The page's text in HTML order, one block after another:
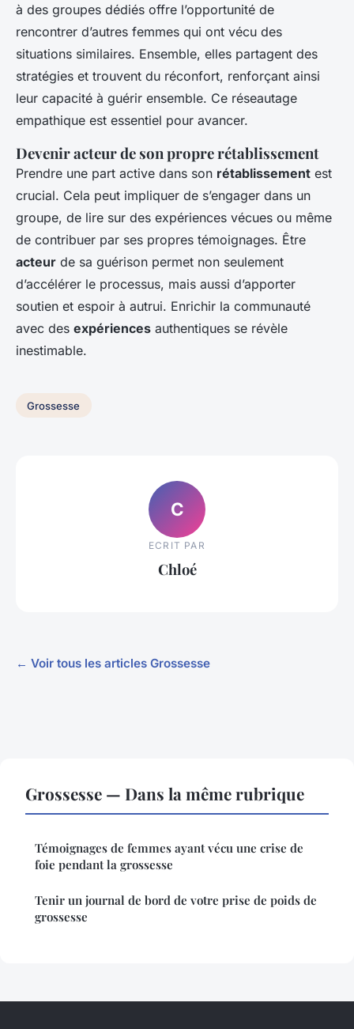
à des groupes dédiés offre l’opportunité de
rencontrer d’autres femmes qui ont vécu des
situations similaires. Ensemble, elles partagent des
stratégies et trouvent du réconfort, renforçant ainsi
leur capacité à guérir ensemble. Ce réseautage
empathique est essentiel pour avancer.
Devenir acteur de son propre rétablissement
Prendre une part active dans son rétablissement est
crucial. Cela peut impliquer de s’engager dans un
groupe, de lire sur des expériences vécues ou même
de contribuer par ses propres témoignages. Être
acteur de sa guérison permet non seulement
d’accélérer le processus, mais aussi d’apporter
soutien et espoir à autrui. Enrichir la communauté
avec des expériences authentiques se révèle
inestimable.
Grossesse
C
ECRIT PAR
Chloé
← Voir tous les articles Grossesse
Grossesse — Dans la même rubrique
Témoignages de femmes ayant vécu une crise de
foie pendant la grossesse
Tenir un journal de bord de votre prise de poids de
grossesse